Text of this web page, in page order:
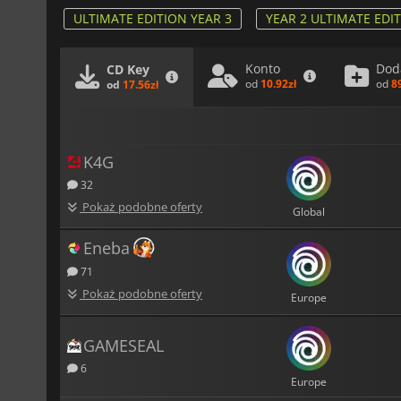
ULTIMATE EDITION YEAR 3
YEAR 2 ULTIMATE
CD Key
od 17.56zł
Konto
od 10.92zł od
K4G
32
Pokaż podobne oferty Global
Eneba
71
Pokaż podobne oferty Europe
GAMESEAL
6
Europe